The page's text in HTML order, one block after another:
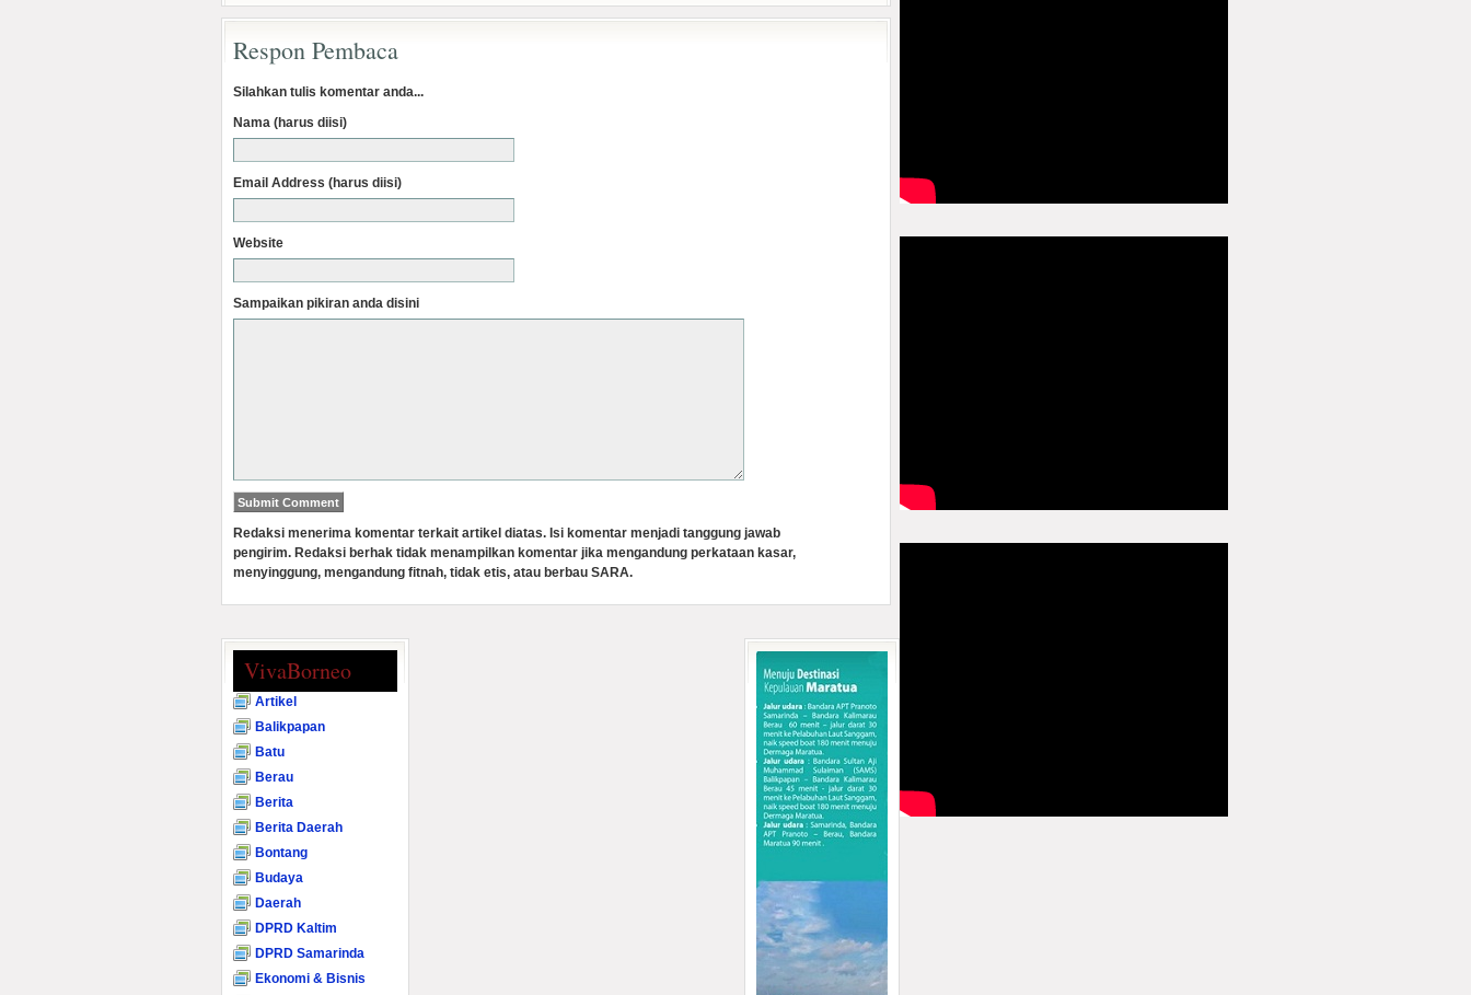
Respon Pembaca
Silahkan tulis komentar anda...
Nama (harus diisi)
Email Address (harus diisi)
Website
Sampaikan pikiran anda disini
Redaksi menerima komentar terkait artikel diatas. Isi komentar menjadi tanggung jawab
pengirim. Redaksi berhak tidak menampilkan komentar jika mengandung perkataan kasar,
menyinggung, mengandung fitnah, tidak etis, atau berbau SARA.
VivaBorneo
Artikel
Balikpapan
Batu
Berau
Berita
Berita Daerah
Bontang
Budaya
Daerah
DPRD Kaltim
DPRD Samarinda
Ekonomi & Bisnis